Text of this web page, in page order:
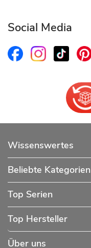
Social Media
Wissenswertes
Beliebte Kategorien
Top Serien
Top Hersteller
Über uns